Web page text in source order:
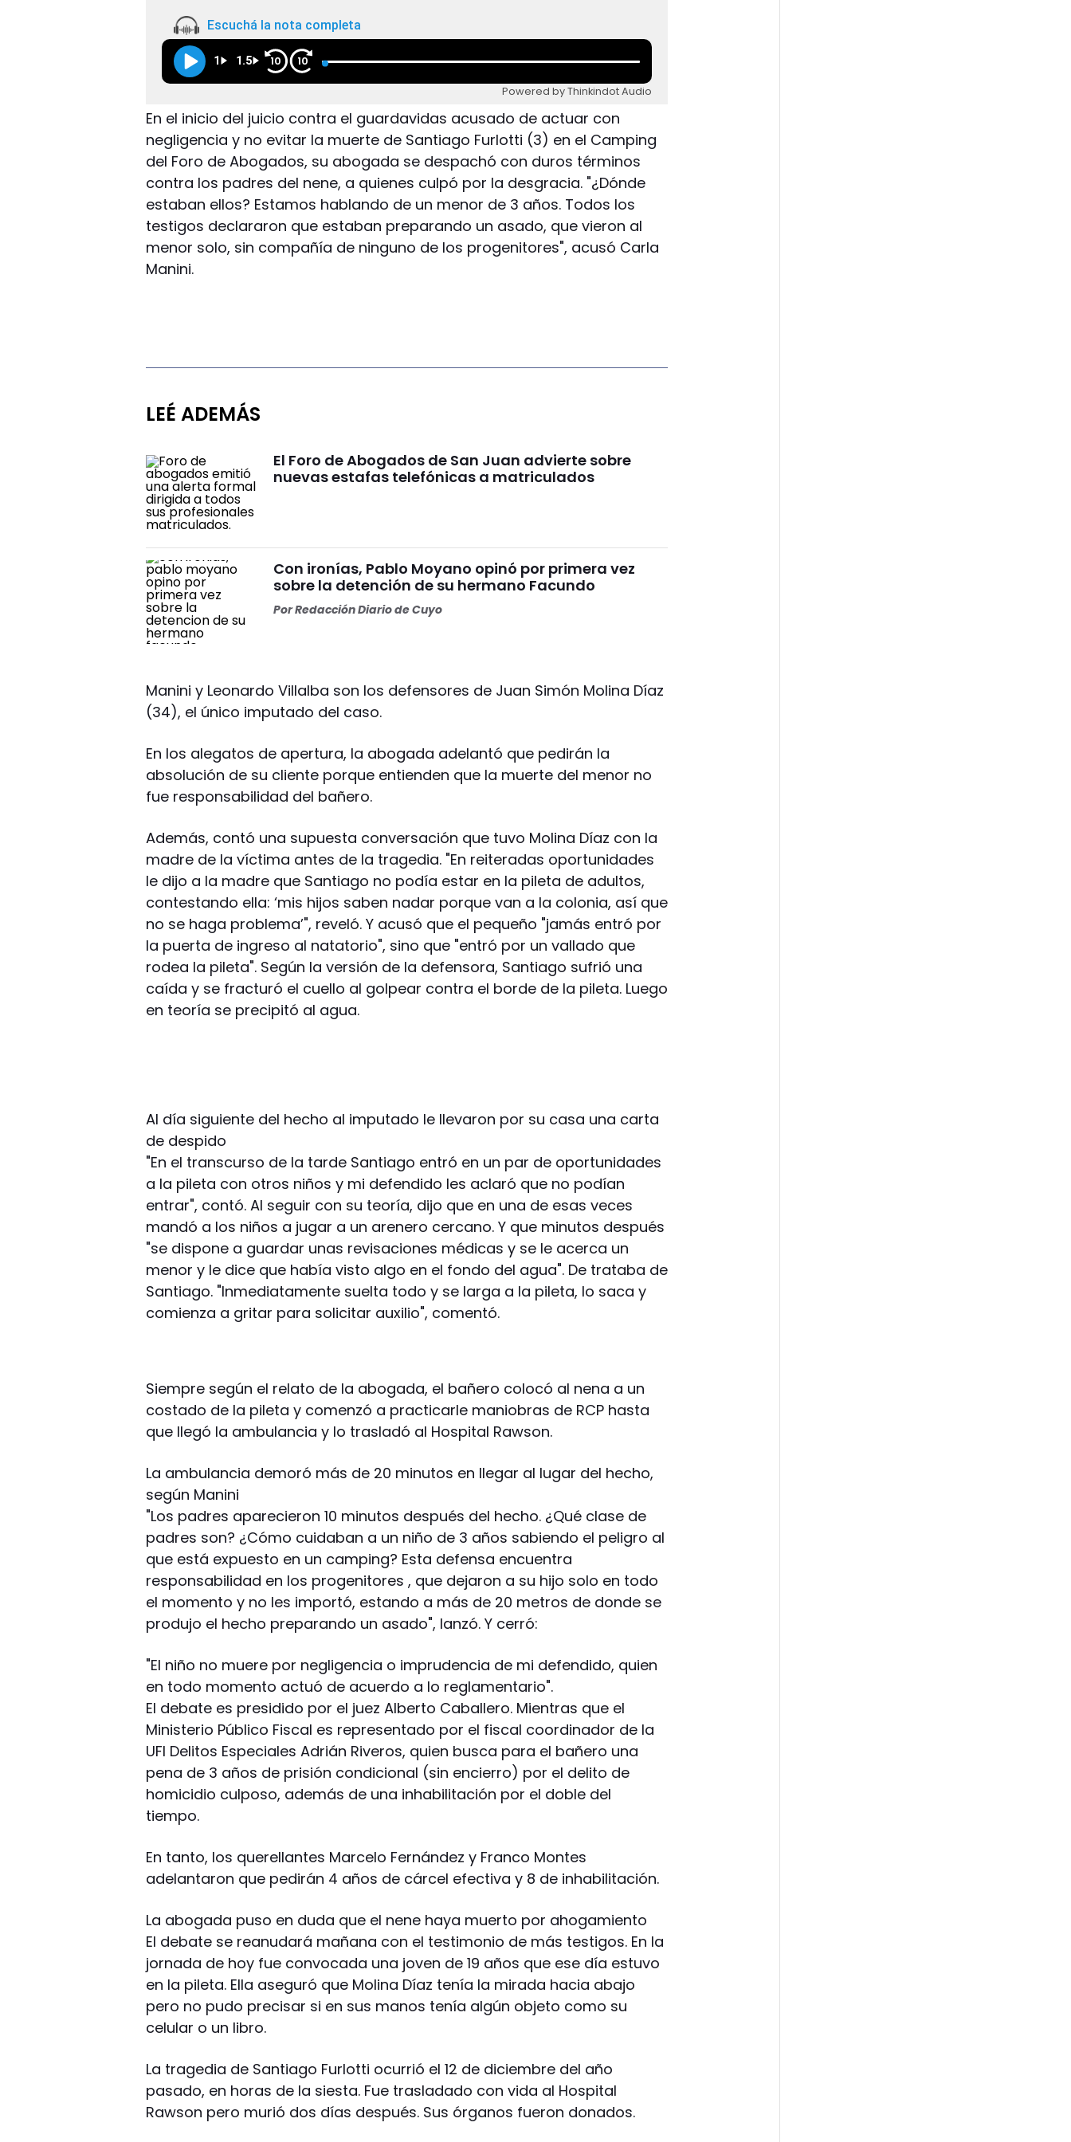
Escuchá la nota completa
1 1.5 10 10
Powered by Thinkindot Audio
En el inicio del juicio contra el guardavidas acusado de actuar con
negligencia y no evitar la muerte de Santiago Furlotti (3) en el Camping
del Foro de Abogados, su abogada se despachó con duros términos
contra los padres del nene, a quienes culpó por la desgracia. "¿Dónde
estaban ellos? Estamos hablando de un menor de 3 años. Todos los
testigos declararon que estaban preparando un asado, que vieron al
menor solo, sin compañía de ninguno de los progenitores", acusó Carla
Manini.
LEÉ ADEMÁS
El Foro de Abogados de San Juan advierte sobre
nuevas estafas telefónicas a matriculados
Con ironías, Pablo Moyano opinó por primera vez
sobre la detención de su hermano Facundo
PorRedacción Diario de Cuyo
Manini y Leonardo Villalba son los defensores de Juan Simón Molina Díaz
(34), el único imputado del caso.
En los alegatos de apertura, la abogada adelantó que pedirán la
absolución de su cliente porque entienden que la muerte del menor no
fue responsabilidad del bañero.
Además, contó una supuesta conversación que tuvo Molina Díaz con la
madre de la víctima antes de la tragedia. "En reiteradas oportunidades
le dijo a la madre que Santiago no podía estar en la pileta de adultos,
contestando ella: ‘mis hijos saben nadar porque van a la colonia, así que
no se haga problema’", reveló. Y acusó que el pequeño "jamás entró por
la puerta de ingreso al natatorio", sino que "entró por un vallado que
rodea la pileta". Según la versión de la defensora, Santiago sufrió una
caída y se fracturó el cuello al golpear contra el borde de la pileta. Luego
en teoría se precipitó al agua.
Al día siguiente del hecho al imputado le llevaron por su casa una carta
de despido
"En el transcurso de la tarde Santiago entró en un par de oportunidades
a la pileta con otros niños y mi defendido les aclaró que no podían
entrar", contó. Al seguir con su teoría, dijo que en una de esas veces
mandó a los niños a jugar a un arenero cercano. Y que minutos después
"se dispone a guardar unas revisaciones médicas y se le acerca un
menor y le dice que había visto algo en el fondo del agua". De trataba de
Santiago. "Inmediatamente suelta todo y se larga a la pileta, lo saca y
comienza a gritar para solicitar auxilio", comentó.
Siempre según el relato de la abogada, el bañero colocó al nena a un
costado de la pileta y comenzó a practicarle maniobras de RCP hasta
que llegó la ambulancia y lo trasladó al Hospital Rawson.
La ambulancia demoró más de 20 minutos en llegar al lugar del hecho,
según Manini
"Los padres aparecieron 10 minutos después del hecho. ¿Qué clase de
padres son? ¿Cómo cuidaban a un niño de 3 años sabiendo el peligro al
que está expuesto en un camping? Esta defensa encuentra
responsabilidad en los progenitores , que dejaron a su hijo solo en todo
el momento y no les importó, estando a más de 20 metros de donde se
produjo el hecho preparando un asado", lanzó. Y cerró:
"El niño no muere por negligencia o imprudencia de mi defendido, quien
en todo momento actuó de acuerdo a lo reglamentario".
El debate es presidido por el juez Alberto Caballero. Mientras que el
Ministerio Público Fiscal es representado por el fiscal coordinador de la
UFI Delitos Especiales Adrián Riveros, quien busca para el bañero una
pena de 3 años de prisión condicional (sin encierro) por el delito de
homicidio culposo, además de una inhabilitación por el doble del
tiempo.
En tanto, los querellantes Marcelo Fernández y Franco Montes
adelantaron que pedirán 4 años de cárcel efectiva y 8 de inhabilitación.
La abogada puso en duda que el nene haya muerto por ahogamiento
El debate se reanudará mañana con el testimonio de más testigos. En la
jornada de hoy fue convocada una joven de 19 años que ese día estuvo
en la pileta. Ella aseguró que Molina Díaz tenía la mirada hacia abajo
pero no pudo precisar si en sus manos tenía algún objeto como su
celular o un libro.
La tragedia de Santiago Furlotti ocurrió el 12 de diciembre del año
pasado, en horas de la siesta. Fue trasladado con vida al Hospital
Rawson pero murió dos días después. Sus órganos fueron donados.